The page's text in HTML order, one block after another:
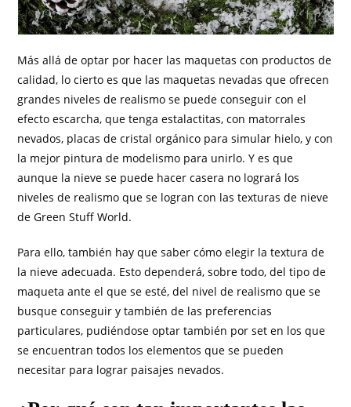
Más allá de optar por hacer las maquetas con productos de
calidad, lo cierto es que las maquetas nevadas que ofrecen
grandes niveles de realismo se puede conseguir con el
efecto escarcha, que tenga estalactitas, con matorrales
nevados, placas de cristal orgánico para simular hielo, y con
la mejor pintura de modelismo para unirlo. Y es que
aunque la nieve se puede hacer casera no logrará los
niveles de realismo que se logran con las texturas de nieve
de Green Stuff World.
Para ello, también hay que saber cómo elegir la textura de
la nieve adecuada. Esto dependerá, sobre todo, del tipo de
maqueta ante el que se esté, del nivel de realismo que se
busque conseguir y también de las preferencias
particulares, pudiéndose optar también por set en los que
se encuentran todos los elementos que se pueden
necesitar para lograr paisajes nevados.